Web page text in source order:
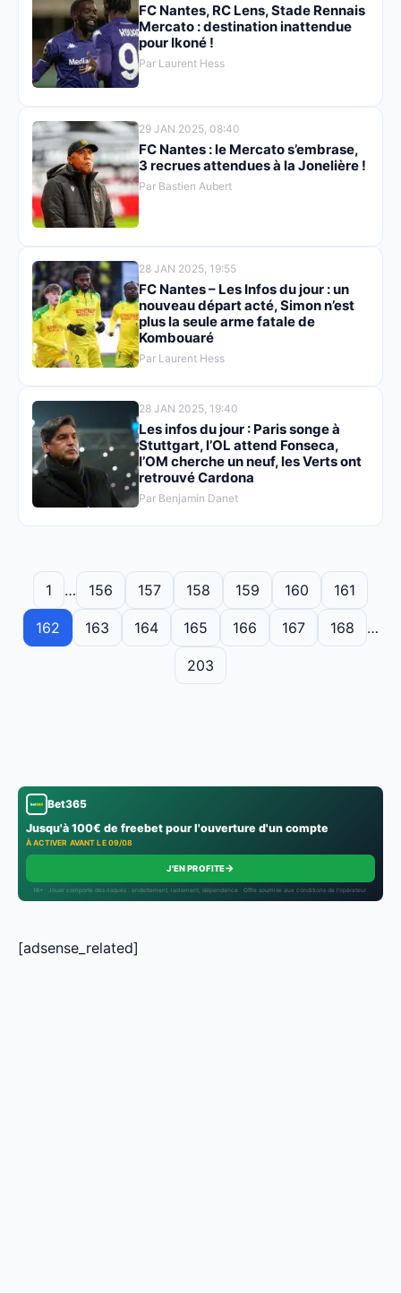
FC Nantes, RC Lens, Stade Rennais
Mercato : destination inattendue
pour Ikoné !
Par Laurent Hess
29 JAN 2025, 08:40
FC Nantes : le Mercato s’embrase,
3 recrues attendues à la Jonelière !
Par Bastien Aubert
28 JAN 2025, 19:55
FC Nantes – Les Infos du jour : un
nouveau départ acté, Simon n’est
plus la seule arme fatale de
Kombouaré
Par Laurent Hess
28 JAN 2025, 19:40
Les infos du jour : Paris songe à
Stuttgart, l’OL attend Fonseca,
l’OM cherche un neuf, les Verts ont
retrouvé Cardona
Par Benjamin Danet
1 … 156 157 158 159 160 161
162 163 164 165 166 167 168 …
203
Bet365
Jusqu'à 100€ de freebet pour l'ouverture d'un compte
À ACTIVER AVANT LE 09/08
J'EN PROFITE→
18+ · Jouer comporte des risques : endettement, isolement, dépendance · Offre soumise aux conditions de l’opérateur.
[adsense_related]